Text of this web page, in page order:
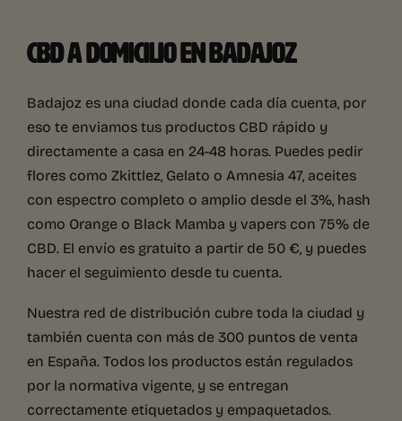
CBD A DOMICILIO EN BADAJOZ
Badajoz es una ciudad donde cada día cuenta, por
eso te enviamos tus productos CBD rápido y
directamente a casa en 24-48 horas. Puedes pedir
flores como Zkittlez, Gelato o Amnesia 47, aceites
con espectro completo o amplio desde el 3%, hash
como Orange o Black Mamba y vapers con 75% de
CBD. El envío es gratuito a partir de 50 €, y puedes
hacer el seguimiento desde tu cuenta.
Nuestra red de distribución cubre toda la ciudad y
también cuenta con más de 300 puntos de venta
en España. Todos los productos están regulados
por la normativa vigente, y se entregan
correctamente etiquetados y empaquetados.